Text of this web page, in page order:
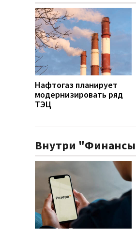
Нафтогаз планирует
модернизировать ряд
ТЭЦ
Внутри